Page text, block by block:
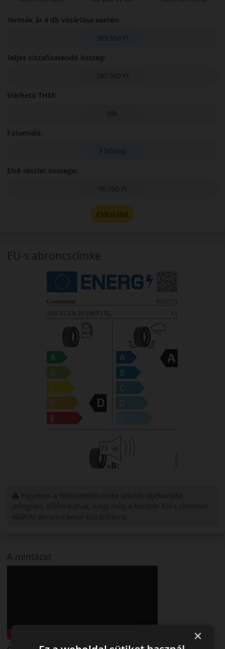
A mintázat
Termék ár 4 db vásárlása esetén:
385 560 Ft
Teljes viszafizetendő összeg:
385 560 Ft
Elérhető THM:
0%
Futamidő:
3 hónap
Első részlet összege:
96 390 Ft
Előbírálat
EU-s abroncscímke
×